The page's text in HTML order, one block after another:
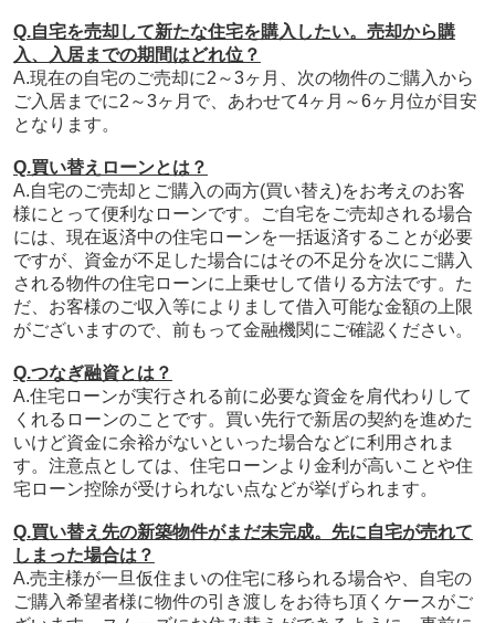
Q.自宅を売却して新たな住宅を購入したい。売却から購
入、入居までの期間はどれ位？
A.現在の自宅のご売却に2～3ヶ月、次の物件のご購入から
ご入居までに2～3ヶ月で、あわせて4ヶ月～6ヶ月位が目安
となります。
Q.買い替えローンとは？
A.自宅のご売却とご購入の両方(買い替え)をお考えのお客
様にとって便利なローンです。ご自宅をご売却される場合
には、現在返済中の住宅ローンを一括返済することが必要
ですが、資金が不足した場合にはその不足分を次にご購入
される物件の住宅ローンに上乗せして借りる方法です。た
だ、お客様のご収入等によりまして借入可能な金額の上限
がございますので、前もって金融機関にご確認ください。
Q.つなぎ融資とは？
A.住宅ローンが実行される前に必要な資金を肩代わりして
くれるローンのことです。買い先行で新居の契約を進めた
いけど資金に余裕がないといった場合などに利用されま
す。注意点としては、住宅ローンより金利が高いことや住
宅ローン控除が受けられない点などが挙げられます。
Q.買い替え先の新築物件がまだ未完成。先に自宅が売れて
しまった場合は？
A.売主様が一旦仮住まいの住宅に移られる場合や、自宅の
ご購入希望者様に物件の引き渡しをお待ち頂くケースがご